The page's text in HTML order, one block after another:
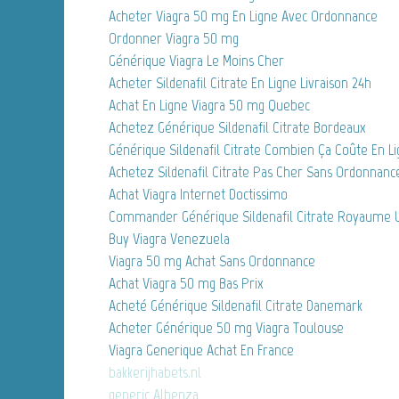
Acheter Viagra 50 mg En Ligne Avec Ordonnance
Ordonner Viagra 50 mg
Générique Viagra Le Moins Cher
Acheter Sildenafil Citrate En Ligne Livraison 24h
Achat En Ligne Viagra 50 mg Quebec
Achetez Générique Sildenafil Citrate Bordeaux
Générique Sildenafil Citrate Combien Ça Coûte En
Achetez Sildenafil Citrate Pas Cher Sans
Achat Viagra Internet Doctissimo
Commander Générique Sildenafil Citrate Royaume
Buy Viagra Venezuela
Viagra 50 mg Achat Sans Ordonnance
Achat Viagra 50 mg Bas Prix
Acheté Générique Sildenafil Citrate Danemark
Acheter Générique 50 mg Viagra Toulouse
Viagra Generique Achat En France
bakkerijhabets.nl
generic Albenza